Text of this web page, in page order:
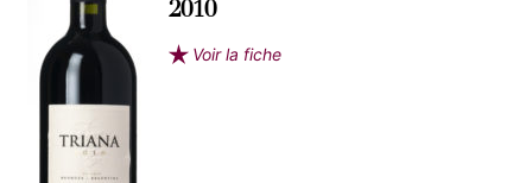
2010
Voir la fiche